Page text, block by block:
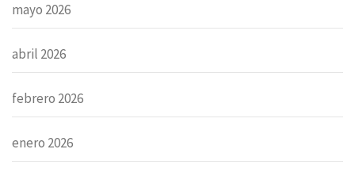
mayo 2026
abril 2026
febrero 2026
enero 2026